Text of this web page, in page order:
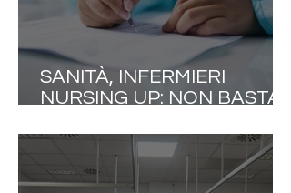
SANITÀ, INFERMIERI
NURSING UP: NON BASTA
COMANDO SE LA NAVE
RESTA SENZA
EQUIPAGGIO